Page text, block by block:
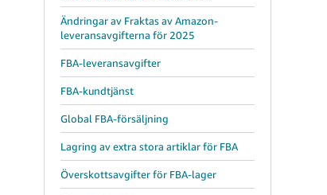
Ändringar av Fraktas av Amazon-
leveransavgifterna för 2025
FBA-leveransavgifter
FBA-kundtjänst
Global FBA-försäljning
Lagring av extra stora artiklar för FBA
Överskottsavgifter för FBA-lager